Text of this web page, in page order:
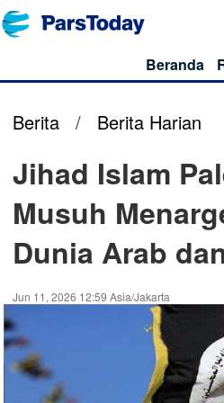
Beranda
Berita / Berita Harian
Jihad Islam
Musuh
Dunia Arab
Jun 11, 2026 12:59 Asia/Jakarta